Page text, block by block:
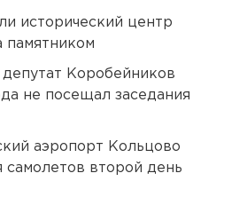
исторический центр
памятником
Коробейников
не посещал заседания
аэропорт Кольцово
самолетов второй день